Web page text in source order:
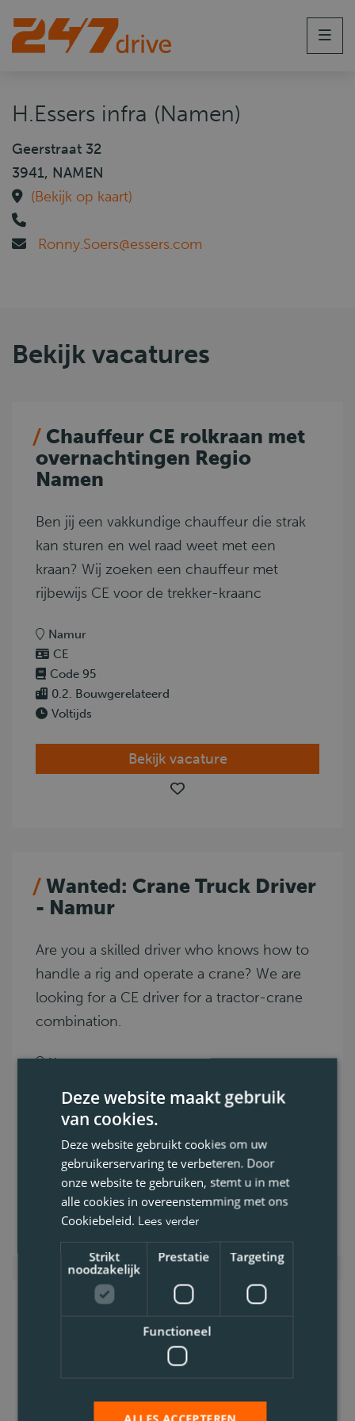
H.Essers infra (Namen)
Geerstraat 32
3941, NAMEN
(Bekijk op kaart)
Ronny.Soers@essers.com
Bekijk vacatures
Chauffeur CE rolkraan met
overnachtingen Regio
Namen
Ben jij een vakkundige chauffeur die strak
kan sturen en wel raad weet met een
kraan? Wij zoeken een chauffeur met
rijbewijs CE voor de trekker-kraanc
Namur
CE
Code 95
0.2. Bouwgerelateerd
Voltijds
Bekijk vacature
Wanted: Crane Truck Driver
- Namur
Are you a skilled driver who knows how to
handle a rig and operate a crane? We are
looking for a CE driver for a tractor-crane
combination.
Namur
Code 95
0.2. Bouwgerelateerd
Voltijds
Bekijk vacature
Chauffeur Camion-Grue
(Permis CE) - Namur
Tu es un pro du volant, tu gères la grue et
tu as le permis CE en poche ? On a le
Deze website maakt gebruik
van cookies.
Deze website gebruikt cookies om uw
gebruikerservaring te verbeteren. Door
onze website te gebruiken, stemt u in met
alle cookies in overeenstemming met ons
Cookiebeleid. Lees verder
Strikt
noodzakelijk
Prestatie Targeting
Functioneel